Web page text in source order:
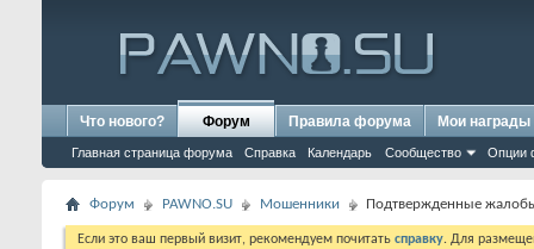
Что нового? Форум
Главная страница форума Справка Календарь Сообщество Опции
Правила форума Мои награды
Форум PAWNO.SU Мошенники Подтвержденные
Если это ваш первый визит, рекомендуем почитать справку. Для